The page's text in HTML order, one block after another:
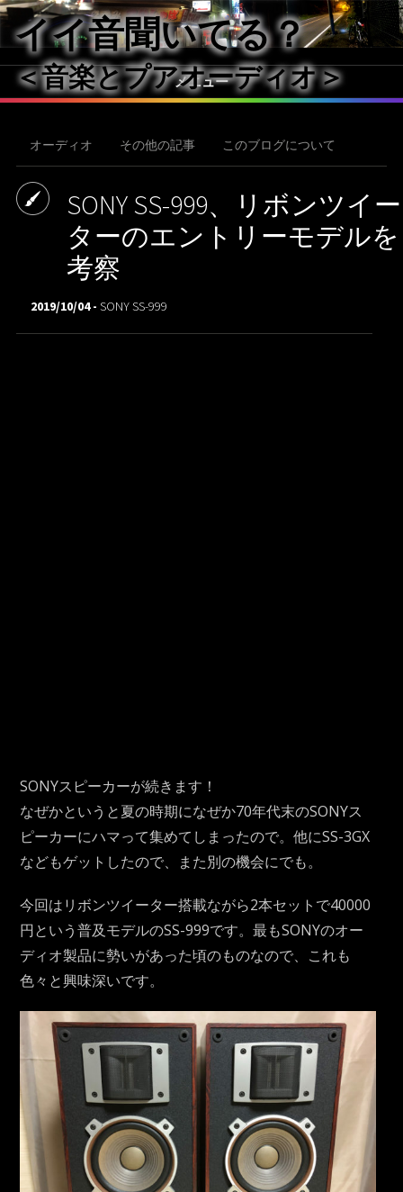
イイ音聞いてる？
＜音楽とプアオーディオ＞
メニュー
オーディオ その他の記事 このブログについて
SONY SS-999、リボンツイー
ターのエントリーモデルを
考察
2019/10/04 -SONY SS-999
SONYスピーカーが続きます！
なぜかというと夏の時期になぜか70年代末のSONYス
ピーカーにハマって集めてしまったので。他にSS-3GX
などもゲットしたので、また別の機会にでも。
今回はリボンツイーター搭載ながら2本セットで40000
円という普及モデルのSS-999です。最もSONYのオー
ディオ製品に勢いがあった頃のものなので、これも
色々と興味深いです。